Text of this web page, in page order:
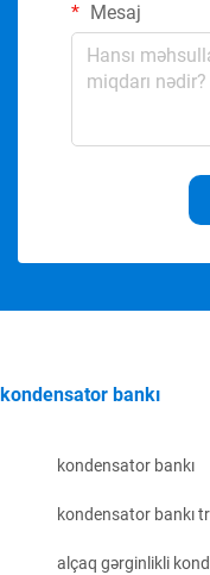
Mesaj
kondensator bankı
kondensator bankı
kondensator bankı
alçaq gərginlikli